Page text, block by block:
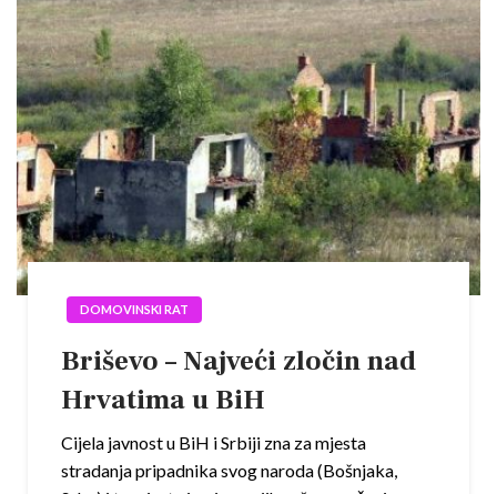
DOMOVINSKI RAT
Briševo – Najveći zločin nad
Hrvatima u BiH
Cijela javnost u BiH i Srbiji zna za mjesta
stradanja pripadnika svog naroda (Bošnjaka,